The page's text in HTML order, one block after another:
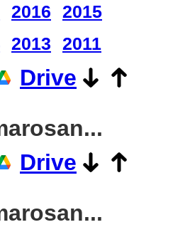
2016
2015
2013 2011
Drive
Drive